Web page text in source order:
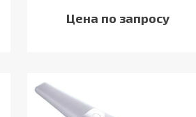
Цена по запросу